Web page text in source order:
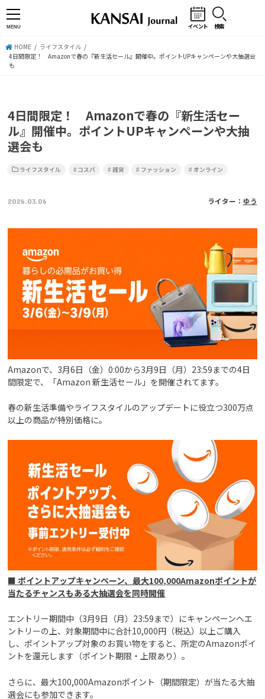
MENU イベント 検索
HOME
ライフスタイル
4日間限定！ Amazonで春の『新生活セール』開催中。ポイントUPキャンペーンや大抽選会
も
4日間限定！ Amazonで春の『新生活セー
ル』開催中。ポイントUPキャンペーンや大抽
選会も
ライフスタイル コスパ 雑貨 ファッション オンライン
2026.03.06 ライター： ゆう
Amazonで、3月6日（金）0:00から3月9日（月）23:59までの4日
間限定で、「Amazon 新生活セール」を開催されてます。
春の新生活準備やライフスタイルのアップデートに役立つ300万点
以上の商品が特別価格に。
■ ポイントアップキャンペーン、最大100,000Amazonポイントが
当たるチャンスもある大抽選会を同時開催
エントリー期間中（3月9日（月）23:59まで）にキャンペーンへエ
ントリーの上、対象期間中に合計10,000円（税込）以上ご購入
し、ポイントアップ対象のお買い物をすると、所定のAmazonポイ
ントを還元します（ポイント期限・上限あり）。
さらに、最大100,000Amazonポイント（期間限定）が当たる大抽
選会にも参加できます。